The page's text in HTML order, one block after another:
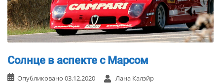
Солнце в аспекте с Марсом
Опубликовано 03.12.2020 Лана Калэйр